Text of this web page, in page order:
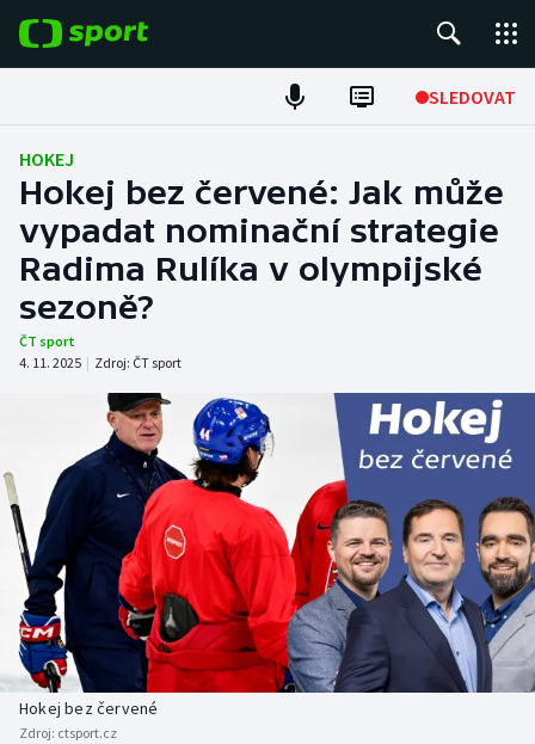
SLEDOVAT
Fotbal
Hokej
Tenis
Atletika
DALŠÍ SPORTY
Americký fotbal
Baseball a softbal
Basketbal
Biatlon
Boby a skeleton
NEPŘEHLÉDNĚTE
Soutěže
Historické návraty
Aplikace ČT sport
AZ kvíz
HOKEJ
Hokej bez červené: Jak může
vypadat nominační strategie
Radima Rulíka v olympijské
sezoně?
ČT sport
4. 11. 2025 | Zdroj: ČT sport
Hokej bez červené
Zdroj: ctsport.cz